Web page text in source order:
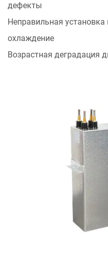
Как
идентифицировать
Конденсатор
Визуальные
эффективностью
дефекты
Неправильная установка
охлаждение
Возрастная деградация